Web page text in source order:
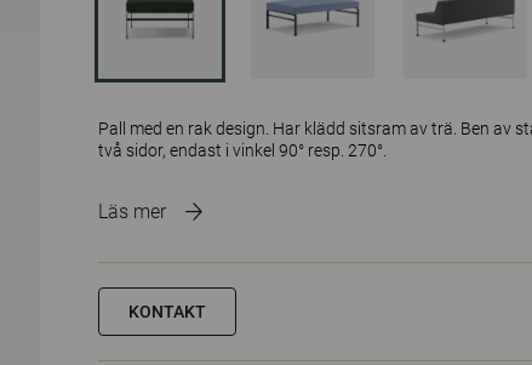
Pall med en rak design. Har klädd sitsram av trä. Ben av
två sidor, endast i vinkel 90° resp. 270°.
Läs mer
KONTAKT